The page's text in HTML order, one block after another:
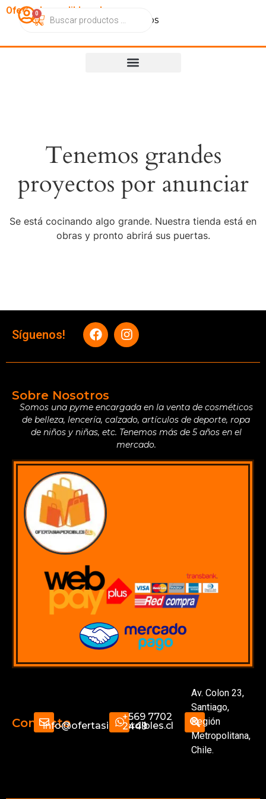
OfertasImperdibles.cl
CatálogoContactoNosotros
0
Tenemos grandes
proyectos por anunciar
Se está cocinando algo grande. Nuestra tienda está en
obras y pronto abrirá sus puertas.
Síguenos!
Sobre Nosotros
Somos una pyme encargada en la venta de cosméticos
de belleza, lencería, calzado, artículos de deporte, ropa
de niños y niñas, etc. Tenemos más de 5 años en el
mercado.
Contactoinfo@ofertasimperdibles.cl
+569 7702
2449
Av. Colon 23,
Santiago,
Región
Metropolitana,
Chile.